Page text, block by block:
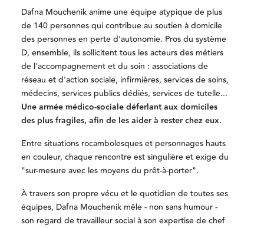
Dafna Mouchenik anime une équipe atypique de plus
de 140 personnes qui contribue au soutien à domicile
des personnes en perte d'autonomie. Pros du système
D, ensemble, ils sollicitent tous les acteurs des métiers
de l'accompagnement et du soin : associations de
réseau et d'action sociale, infirmières, services de soins,
médecins, services publics dédiés, services de tutelle...
Une armée médico-sociale déferlant aux domiciles
des plus fragiles, afin de les aider à rester chez eux.
Entre situations rocambolesques et personnages hauts
en couleur, chaque rencontre est singulière et exige du
"sur-mesure avec les moyens du prêt-à-porter".
À travers son propre vécu et le quotidien de toutes ses
équipes, Dafna Mouchenik mêle - non sans humour -
son regard de travailleur social à son expertise de chef